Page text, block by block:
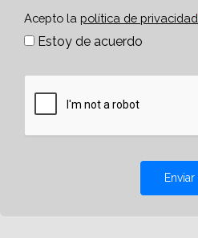
Acepto la política de privacidad
Estoy de acuerdo
Enviar